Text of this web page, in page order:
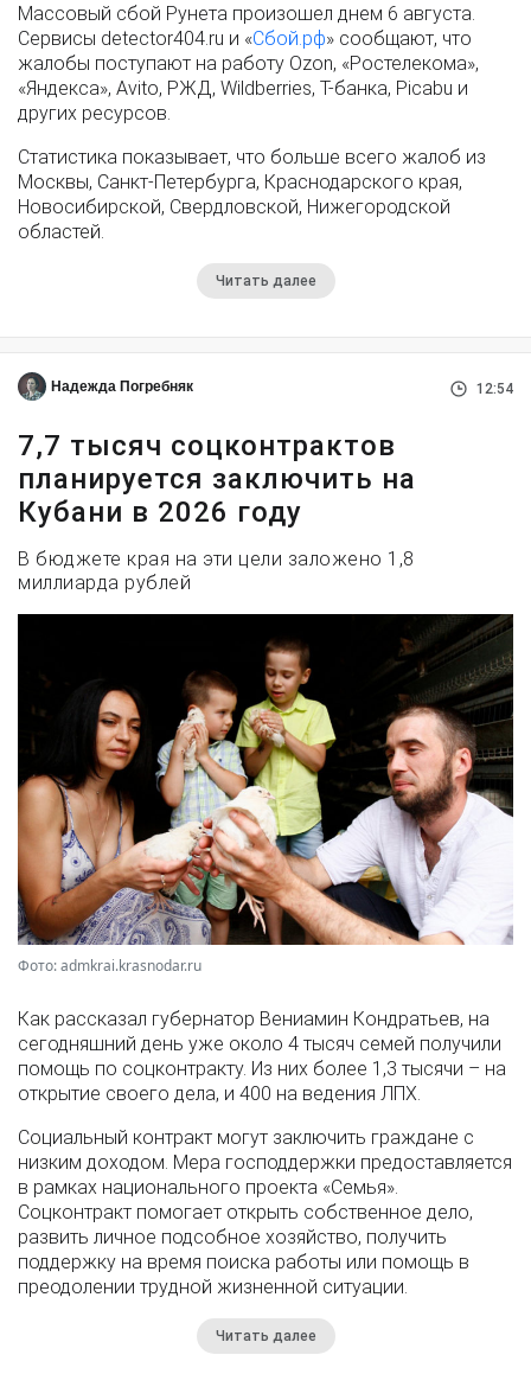
Массовый сбой Рунета произошел днем 6 августа.
Сервисы detector404.ru и «Сбой.рф» сообщают, что
жалобы поступают на работу Ozon, «Ростелекома»,
«Яндекса», Avito, РЖД, Wildberries, Т-банка, Picabu и
других ресурсов.
Статистика показывает, что больше всего жалоб из
Москвы, Санкт-Петербурга, Краснодарского края,
Новосибирской, Свердловской, Нижегородской
областей.
Читать далее
Надежда Погребняк 12:54
7,7 тысяч соцконтрактов
планируется заключить на
Кубани в 2026 году
В бюджете края на эти цели заложено 1,8
миллиарда рублей
Фото: admkrai.krasnodar.ru
Как рассказал губернатор Вениамин Кондратьев, на
сегодняшний день уже около 4 тысяч семей получили
помощь по соцконтракту. Из них более 1,3 тысячи – на
открытие своего дела, и 400 на ведения ЛПХ.
Социальный контракт могут заключить граждане с
низким доходом. Мера господдержки предоставляется
в рамках национального проекта «Семья».
Соцконтракт помогает открыть собственное дело,
развить личное подсобное хозяйство, получить
поддержку на время поиска работы или помощь в
преодолении трудной жизненной ситуации.
Читать далее